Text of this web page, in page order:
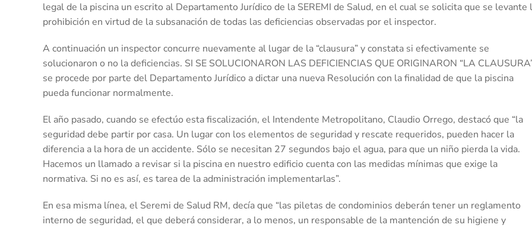
legal de la piscina un escrito al Departamento Jurídico de la SEREMI de Salud, en el cual se solicita que se levante
prohibición en virtud de la subsanación de todas las deficiencias observadas por el inspector.
A continuación un inspector concurre nuevamente al lugar de la “clausura” y constata si efectivamente se
solucionaron o no la deficiencias. SI SE SOLUCIONARON LAS DEFICIENCIAS QUE ORIGINARON “LA
se procede por parte del Departamento Jurídico a dictar una nueva Resolución con la finalidad de que la piscina
pueda funcionar normalmente.
El año pasado, cuando se efectúo esta fiscalización, el Intendente Metropolitano, Claudio Orrego, destacó que “la
seguridad debe partir por casa. Un lugar con los elementos de seguridad y rescate requeridos, pueden hacer la
diferencia a la hora de un accidente. Sólo se necesitan 27 segundos bajo el agua, para que un niño pierda la vida.
Hacemos un llamado a revisar si la piscina en nuestro edificio cuenta con las medidas mínimas que exige la
normativa. Si no es así, es tarea de la administración implementarlas”.
En esa misma línea, el Seremi de Salud RM, decía que “las piletas de condominios deberán tener un reglamento
interno de seguridad, el que deberá considerar, a lo menos, un responsable de la mantención de su higiene y